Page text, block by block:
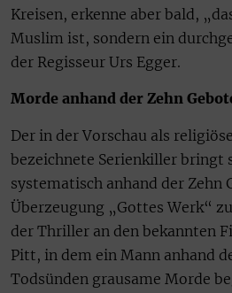
Kreisen, erkenne aber bald,
Muslim ist, sondern ein
der Regisseur Urs Egger.
Morde anhand der Zehn
Der in der Vorschau als
bezeichnete Serienkiller bringt
systematisch anhand der Zehn
Überzeugung „Gottes Werk“
der Thriller an den bekannten
Pitt, in dem ein Mann anhand
Todsünden grausame Morde